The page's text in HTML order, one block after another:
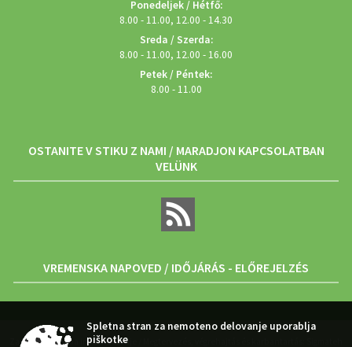
Ponedeljek / Hétfő:
8.00 - 11.00, 12.00 - 14.30
Sreda / Szerda:
8.00 - 11.00, 12.00 - 16.00
Petek / Péntek:
8.00 - 11.00
OSTANITE V STIKU Z NAMI / MARADJON KAPCSOLATBAN
VELÜNK
VREMENSKA NAPOVED / IDŐJÁRÁS - ELŐREJELZÉS
Zasnova, izvedba in vzdrževanje / Megtervezés, végrehajtás és karbantartás: Sigmateh
Spletna stran za nemoteno delovanje uporablja
piškotke